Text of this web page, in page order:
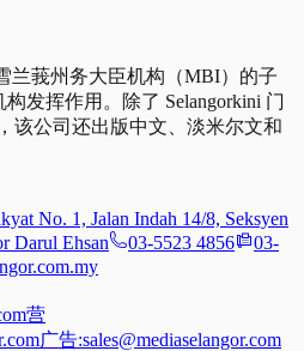
兰莪州务大臣机构（MBI）的子
发挥作用。除了 Selangorkini 门
该公司还出版中文、淡米尔文和
No. 1, Jalan Indah 14/8, Seksyen
Darul Ehsan
03-5523 4856
03-
营
广告:sales@mediaselangor.com